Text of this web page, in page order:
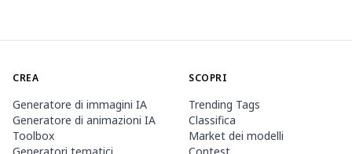
CREA
Generatore di immagini IA
Generatore di animazioni IA
Toolbox
SCOPRI
Trending Tags
Classifica
Market dei modelli